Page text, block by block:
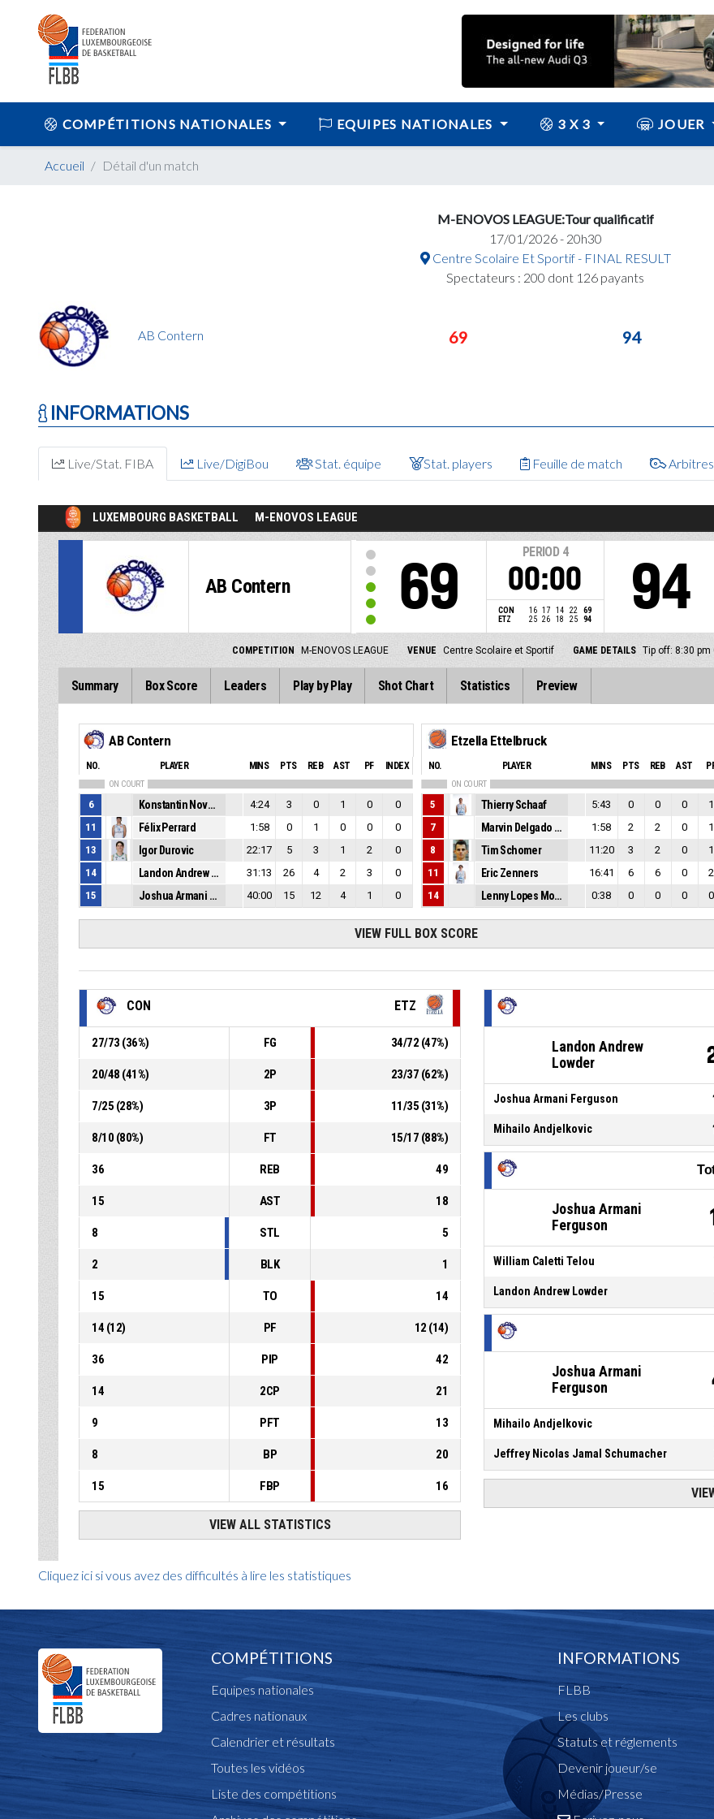
COMPÉTITIONS NATIONALES EQUIPES NATIONALES 3 X 3 JOUER
Accueil Détail d'un match
M-ENOVOS LEAGUE:Tour qualificatif
17/01/2026 - 20h30
Centre Scolaire Et Sportif - FINAL RESULT
Spectateurs : 200 dont 126 payants
AB Contern 69 94
INFORMATIONS
Live/Stat. FIBA Live/DigiBou Stat. équipe Stat. players Feuille de match Arbitres
Cliquez ici si vous avez des difficultés à lire les statistiques
COMPÉTITIONS
Equipes nationales
Cadres nationaux
Calendrier et résultats
Toutes les vidéos
Liste des compétitions
INFORMATIONS
FLBB
Les clubs
Statuts et réglements
Devenir joueur/se
Médias/Presse